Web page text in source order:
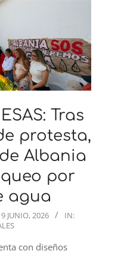
Tras
protesta,
Albania
por
agua
9 JUNIO, 2026
IN:
con diseños